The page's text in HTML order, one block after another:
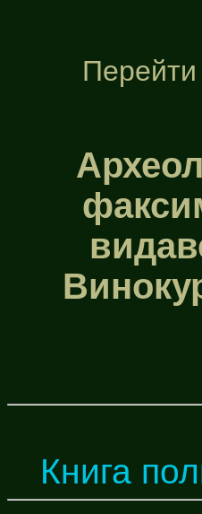
Перейти
Книга